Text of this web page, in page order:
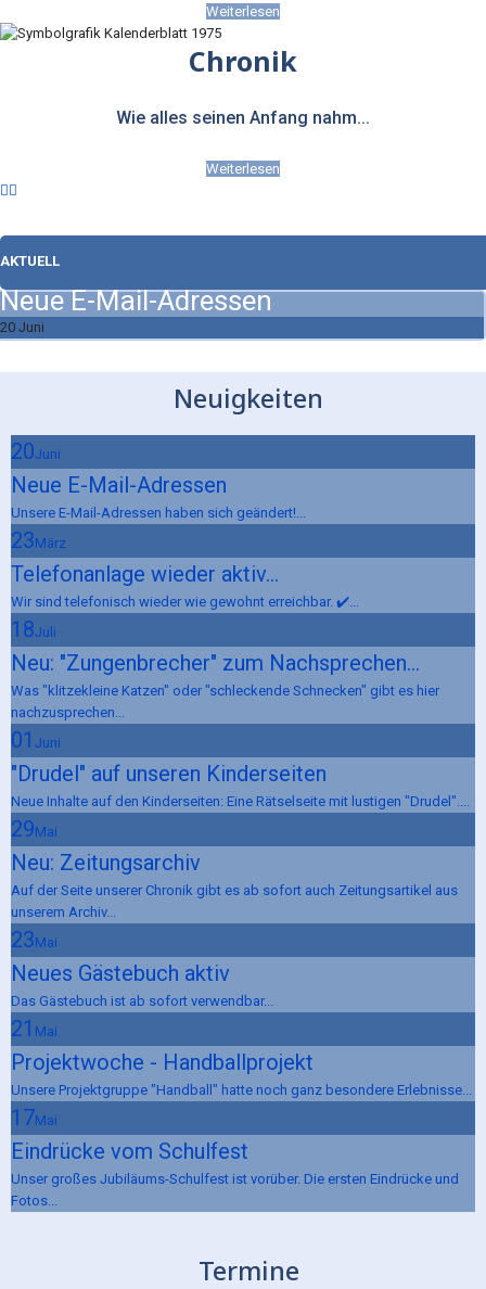
Weiterlesen
Chronik
Wie alles seinen Anfang nahm...
Weiterlesen
AKTUELL
Neue E-Mail-Adressen
20 Juni
Neuigkeiten
20Juni
Neue E-Mail-Adressen
Unsere E-Mail-Adressen haben sich geändert!...
23März
Telefonanlage wieder aktiv...
Wir sind telefonisch wieder wie gewohnt erreichbar. ✔️...
18Juli
Neu: "Zungenbrecher" zum Nachsprechen...
Was "klitzekleine Katzen" oder "schleckende Schnecken" gibt es hier
nachzusprechen...
01 Juni
"Drudel" auf unseren Kinderseiten
Neue Inhalte auf den Kinderseiten: Eine Rätselseite mit lustigen "Drudel"....
29Mai
Neu: Zeitungsarchiv
Auf der Seite unserer Chronik gibt es ab sofort auch Zeitungsartikel aus
unserem Archiv...
23Mai
Neues Gästebuch aktiv
Das Gästebuch ist ab sofort verwendbar...
21 Mai
Projektwoche - Handballprojekt
Unsere Projektgruppe "Handball" hatte noch ganz besondere Erlebnisse...
17Mai
Eindrücke vom Schulfest
Unser großes Jubiläums-Schulfest ist vorüber. Die ersten Eindrücke und
Fotos...
Termine